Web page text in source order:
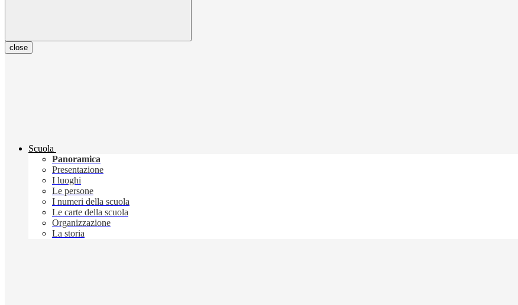
close
Scuola
Panoramica
Presentazione
I luoghi
Le persone
I numeri della scuola
Le carte della scuola
Organizzazione
La storia